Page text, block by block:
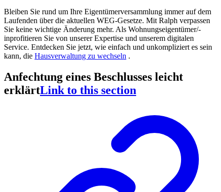
Bleiben Sie rund um Ihre Eigentümerversammlung immer auf dem
Laufenden über die aktuellen WEG-Gesetze. Mit Ralph verpassen
Sie keine wichtige Änderung mehr. Als Wohnungseigentümer/-
inprofitieren Sie von unserer Expertise und unserem digitalen
Service. Entdecken Sie jetzt, wie einfach und unkompliziert es sein
kann, die Hausverwaltung zu wechseln .
Anfechtung eines Beschlusses leicht
erklärtLink to this section